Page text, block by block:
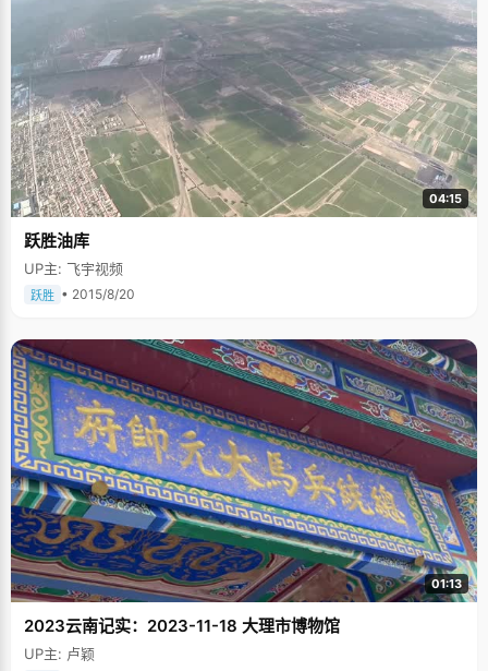
04:15
跃胜油库
UP主: 飞宇视频
跃胜 • 2015/8/20
01:13
2023云南记实：2023-11-18 大理市博物馆
UP主: 卢颖